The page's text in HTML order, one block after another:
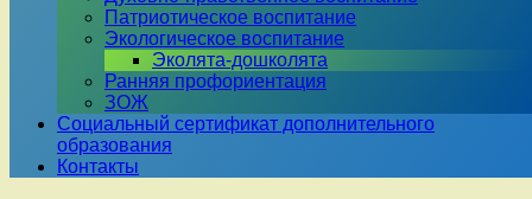
Патриотическое воспитание
Экологическое воспитание
Эколята-дошколята
Ранняя профориентация
ЗОЖ
Социальный сертификат дополнительного
образования
Контакты